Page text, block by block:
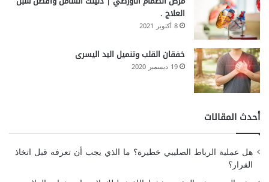
العلاج .
8 أكتوبر 2021
خفقان القلب وتنميل اليد اليسرى
19 ديسمبر 2020
أحدث المقالات
هل عملية الرباط الصليبي خطيرة؟ ما الذي يجب أن تعرفه قبل اتخاذ
القرار؟